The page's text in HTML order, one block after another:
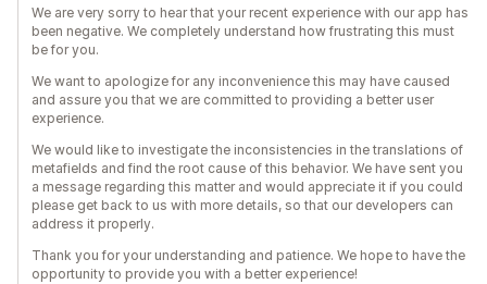
We are very sorry to hear that your recent experience with our app has
been negative. We completely understand how frustrating this must
be for you.
We want to apologize for any inconvenience this may have caused
and assure you that we are committed to providing a better user
experience.
We would like to investigate the inconsistencies in the translations of
metafields and find the root cause of this behavior. We have sent you
a message regarding this matter and would appreciate it if you could
please get back to us with more details, so that our developers can
address it properly.
Thank you for your understanding and patience. We hope to have the
opportunity to provide you with a better experience!